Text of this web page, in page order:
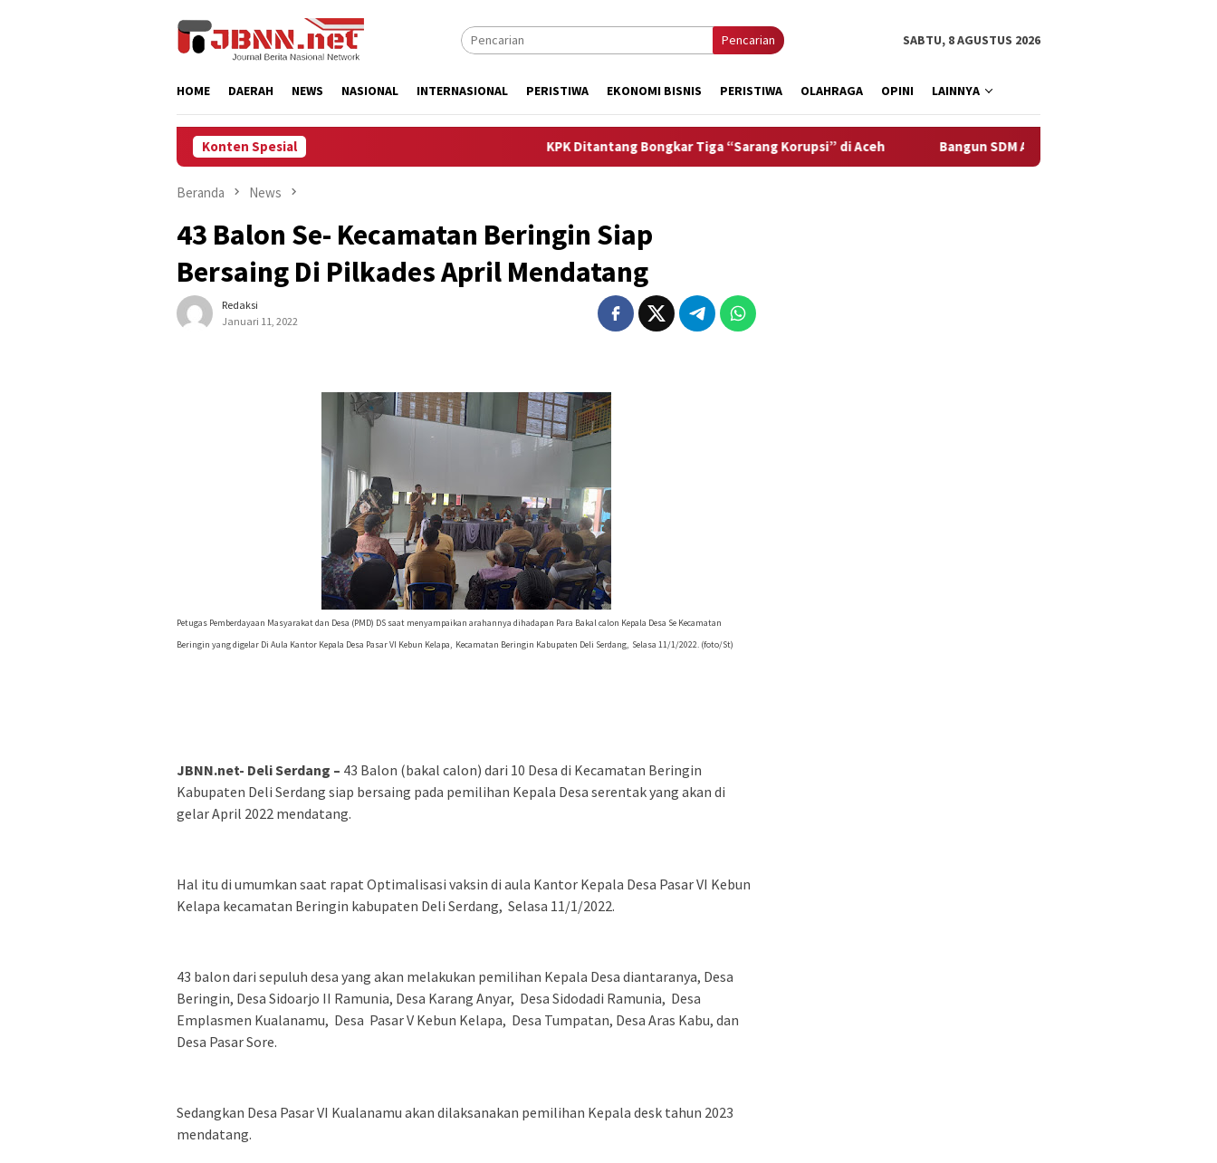
Pencarian SABTU, 8 AGUSTUS 2026
HOME DAERAH NEWS NASIONAL INTERNASIONAL PERISTIWA EKONOMI BISNIS PERISTIWA OLAHRAGA OPINI LAINNYA
Konten Spesial KPK Ditantang Bongkar Tiga “Sarang Korupsi” di Aceh Bangun SDM Aceh, Solusi Bangun Andalas Perluas Akses
Beranda News
43 Balon Se- Kecamatan Beringin Siap
Bersaing Di Pilkades April Mendatang
Redaksi
Januari 11, 2022
Petugas Pemberdayaan Masyarakat dan Desa (PMD) DS saat menyampaikan arahannya dihadapan Para Bakal calon Kepala Desa Se Kecamatan
Beringin yang digelar Di Aula Kantor Kepala Desa Pasar VI Kebun Kelapa, Kecamatan Beringin Kabupaten Deli Serdang, Selasa 11/1/2022. (foto/St)
JBNN.net- Deli Serdang – 43 Balon (bakal calon) dari 10 Desa di Kecamatan Beringin
Kabupaten Deli Serdang siap bersaing pada pemilihan Kepala Desa serentak yang akan di
gelar April 2022 mendatang.
Hal itu di umumkan saat rapat Optimalisasi vaksin di aula Kantor Kepala Desa Pasar VI Kebun
Kelapa kecamatan Beringin kabupaten Deli Serdang, Selasa 11/1/2022.
43 balon dari sepuluh desa yang akan melakukan pemilihan Kepala Desa diantaranya, Desa
Beringin, Desa Sidoarjo II Ramunia, Desa Karang Anyar, Desa Sidodadi Ramunia, Desa
Emplasmen Kualanamu, Desa Pasar V Kebun Kelapa, Desa Tumpatan, Desa Aras Kabu, dan
Desa Pasar Sore.
Sedangkan Desa Pasar VI Kualanamu akan dilaksanakan pemilihan Kepala desk tahun 2023
mendatang.